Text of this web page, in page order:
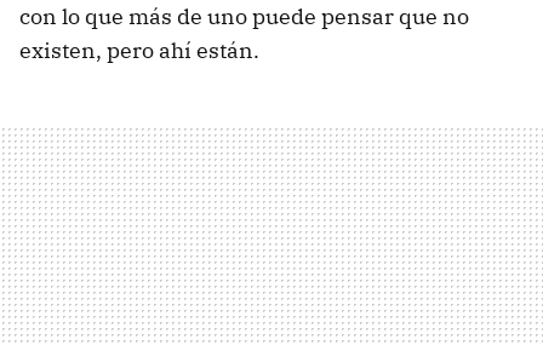
con lo que más de uno puede pensar que no
existen, pero ahí están.